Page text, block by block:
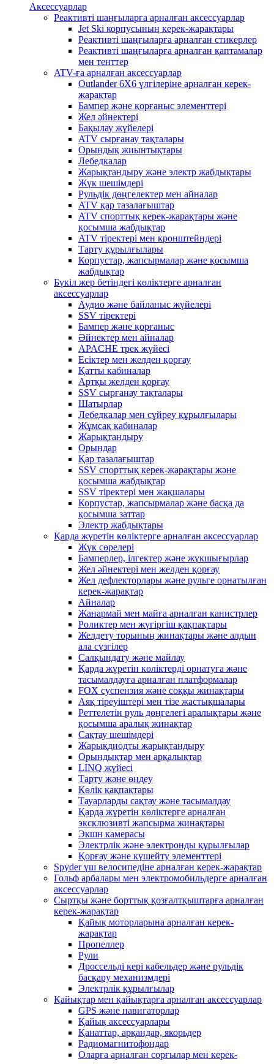
Аксессуарлар
Реактивті шаңғыларға арналған аксессуарлар
Jet Ski корпусының керек-жарақтары
Реактивті шаңғыларға арналған стикерлер
Реактивті шаңғыларға арналған қаптамалар
мен тенттер
ATV-ға арналған аксессуарлар
Outlander 6X6 үлгілеріне арналған керек-
жарақтар
Бампер және қорғаныс элементтері
Жел әйнектері
Бақылау жүйелері
ATV сырғанау тақталары
Орындық жиынтықтары
Лебедкалар
Жарықтандыру және электр жабдықтары
Жүк шешімдері
Рульдік дөңгелектер мен айналар
ATV қар тазалағыштар
ATV спорттық керек-жарақтары және
қосымша жабдықтар
ATV тіректері мен кронштейндері
Тарту құрылғылары
Корпустар, жапсырмалар және қосымша
жабдықтар
Бүкіл жер бетіндегі көліктерге арналған
аксессуарлар
Аудио және байланыс жүйелері
SSV тіректері
Бампер және қорғаныс
Әйнектер мен айналар
APACHE трек жүйесі
Есіктер мен желден қорғау
Қатты кабиналар
Артқы желден қорғау
SSV сырғанау тақталары
Шатырлар
Лебедкалар мен сүйреу құрылғылары
Жұмсақ кабиналар
Жарықтандыру
Орындар
Қар тазалағыштар
SSV спорттық керек-жарақтары және
қосымша жабдықтар
SSV тіректері мен жақшалары
Корпустар, жапсырмалар және басқа да
қосымша заттар
Электр жабдықтары
Қарда жүретін көліктерге арналған аксессуарлар
Жүк сөрелері
Бамперлер, ілгектер және жүкшығырлар
Жел әйнектері мен желден қорғау
Жел дефлекторлары және рульге орнатылған
керек-жарақтар
Айналар
Жанармай мен майға арналған канистрлер
Роликтер мен жүгіргіш қақпақтары
Желдету торының жинақтары және алдын
ала сүзгілер
Салқындату және майлау
Қарда жүретін көліктерді орнатуға және
тасымалдауға арналған платформалар
FOX суспензия және соққы жинақтары
Аяқ тіреуіштері мен тізе жастықшалары
Реттелетін руль дөңгелегі аралықтары және
қосымша аралық жинақтар
Сақтау шешімдері
Жарықдиодты жарықтандыру
Орындықтар мен арқалықтар
LINQ жүйесі
Тарту және өңдеу
Көлік қақпақтары
Тауарларды сақтау және тасымалдау
Қарда жүретін көліктерге арналған
эксклюзивті жапсырма жинақтары
Экшн камерасы
Электрлік және электронды құрылғылар
Қорғау және күшейту элементтері
Spyder үш велосипедіне арналған керек-жарақтар
Гольф арбалары мен электромобильдерге арналған
аксессуарлар
Сыртқы және борттық қозғалтқыштарға арналған
керек-жарақтар
Қайық моторларына арналған керек-
жарақтар
Пропеллер
Рули
Дроссельді кері кабельдер және рульдік
басқару механизмдері
Электрлік құрылғылар
Қайықтар мен қайықтарға арналған аксессуарлар
GPS және навигаторлар
Қайық аксессуарлары
Қанаттар, арқандар, якорьдер
Радиомагнитофондар
Оларға арналған сорғылар мен керек-